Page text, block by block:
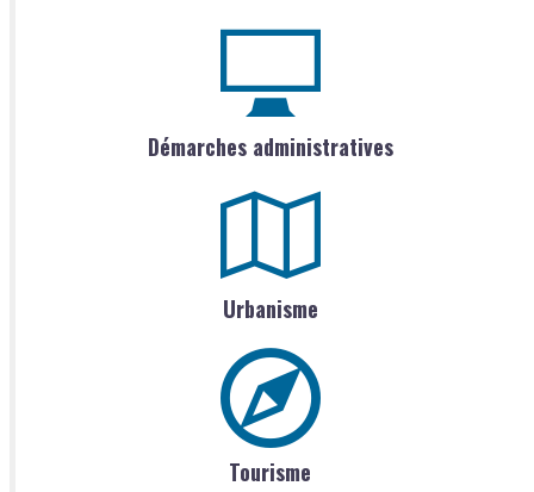
Démarches administratives
Urbanisme
Tourisme